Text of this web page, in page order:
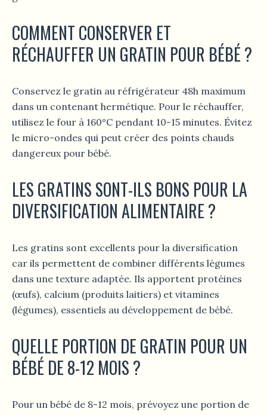
COMMENT CONSERVER ET
RÉCHAUFFER UN GRATIN POUR BÉBÉ ?
Conservez le gratin au réfrigérateur 48h maximum
dans un contenant hermétique. Pour le réchauffer,
utilisez le four à 160°C pendant 10-15 minutes. Évitez
le micro-ondes qui peut créer des points chauds
dangereux pour bébé.
LES GRATINS SONT-ILS BONS POUR LA
DIVERSIFICATION ALIMENTAIRE ?
Les gratins sont excellents pour la diversification
car ils permettent de combiner différents légumes
dans une texture adaptée. Ils apportent protéines
(œufs), calcium (produits laitiers) et vitamines
(légumes), essentiels au développement de bébé.
QUELLE PORTION DE GRATIN POUR UN
BÉBÉ DE 8-12 MOIS ?
Pour un bébé de 8-12 mois, prévoyez une portion de